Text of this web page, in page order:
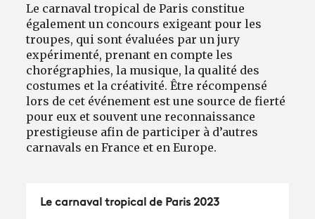
Le carnaval tropical de Paris constitue
également un concours exigeant pour les
troupes, qui sont évaluées par un jury
expérimenté, prenant en compte les
chorégraphies, la musique, la qualité des
costumes et la créativité. Être récompensé
lors de cet événement est une source de fierté
pour eux et souvent une reconnaissance
prestigieuse afin de participer à d’autres
carnavals en France et en Europe.
Le carnaval tropical de Paris 2023